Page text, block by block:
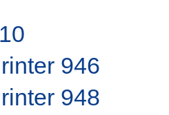
946
948